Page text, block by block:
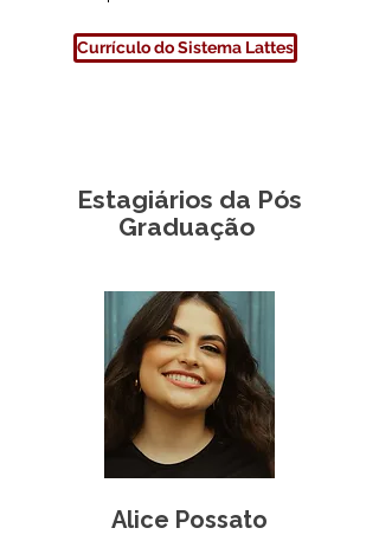
Currículo do Sistema Lattes
Estagiários da Pós
Graduação
Alice Possato